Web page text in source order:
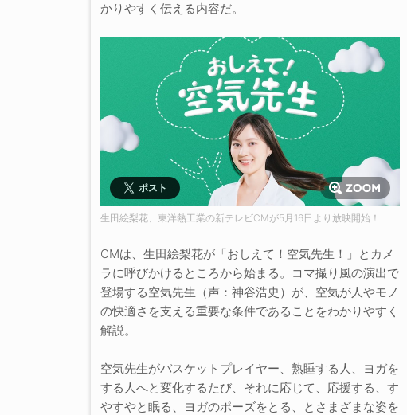
かりやすく伝える内容だ。
ポスト
生田絵梨花、東洋熱工業の新テレビCMが5月16日より放映開始！
CMは、生田絵梨花が「おしえて！空気先生！」とカメ
ラに呼びかけるところから始まる。コマ撮り風の演出で
登場する空気先生（声：神谷浩史）が、空気が人やモノ
の快適さを支える重要な条件であることをわかりやすく
解説。
空気先生がバスケットプレイヤー、熟睡する人、ヨガを
する人へと変化するたび、それに応じて、応援する、す
やすやと眠る、ヨガのポーズをとる、とさまざまな姿を